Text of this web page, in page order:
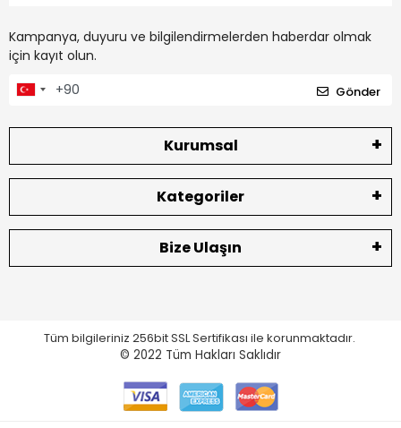
Kampanya, duyuru ve bilgilendirmelerden haberdar olmak
için kayıt olun.
Gönder
Kurumsal
Kategoriler
Bize Ulaşın
Tüm bilgileriniz 256bit SSL Sertifikası ile korunmaktadır.
© 2022 Tüm Hakları Saklıdır